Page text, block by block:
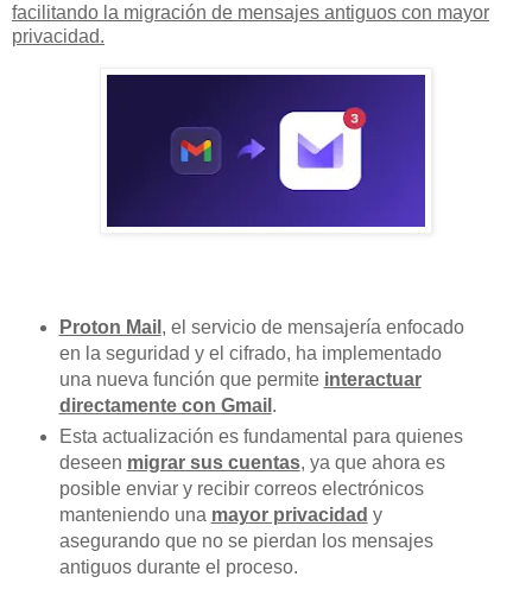
facilitando la migración de mensajes antiguos con mayor
privacidad.
Proton Mail , el servicio de mensajería enfocado
en la seguridad y el cifrado, ha implementado
una nueva función que permite interactuar
directamente con Gmail .
Esta actualización es fundamental para quienes
deseen migrar sus cuentas, ya que ahora es
posible enviar y recibir correos electrónicos
manteniendo una mayor privacidad y
asegurando que no se pierdan los mensajes
antiguos durante el proceso.